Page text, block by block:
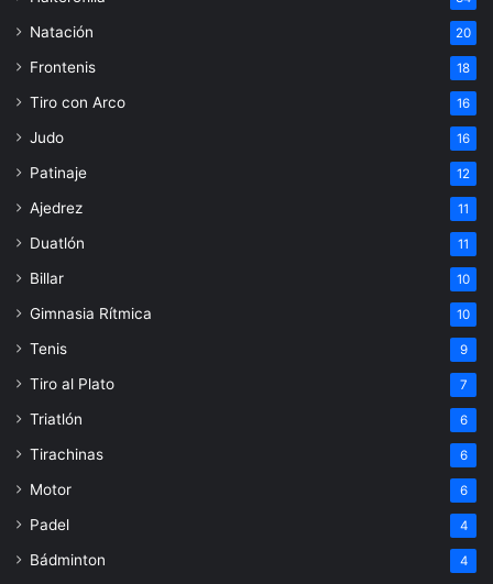
Natación 20
Frontenis 18
Tiro con Arco 16
Judo 16
Patinaje 12
Ajedrez 11
Duatlón 11
Billar 10
Gimnasia Rítmica 10
Tenis 9
Tiro al Plato 7
Triatlón 6
Tirachinas 6
Motor 6
Padel 4
Bádminton 4